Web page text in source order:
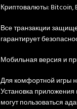
Криптовалюты: Bitcoin,
Все транзакции
гарантирует
Мобильная версия и
Для комфортной игры
Установка приложения
могут пользоваться